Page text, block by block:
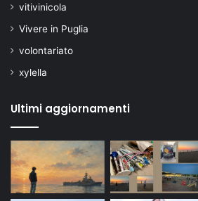
vitivinicola
Vivere in Puglia
volontariato
xylella
Ultimi aggiornamenti